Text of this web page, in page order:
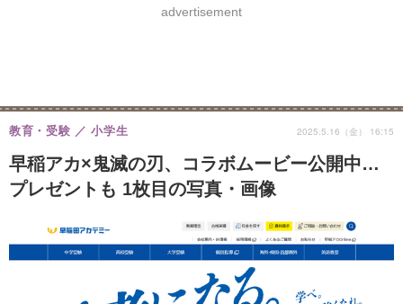
8月開催学校説明会・相談会
advertisement
早稲アカ×鬼滅の刃、コラボムービー公開中…
プレゼントも 1枚目の写真・画像
教育・受験 小学生 2025.5.16（金） 16:15